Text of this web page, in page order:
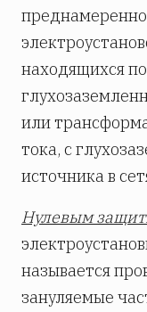
находящихся
или
тока, с
источника в
Нулевым
называется
зануляемые